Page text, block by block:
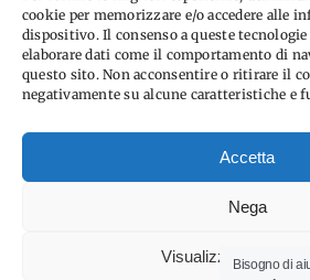
cookie per memorizzare e/o accedere alle
dispositivo. Il consenso a queste
elaborare dati come il comportamento di
questo sito. Non acconsentire o ritirare il
negativamente su alcune caratteristiche e
Accetta
Nega
Visualizza le
INSTAGRAM
LINKEDIN
2026
Bisogno di